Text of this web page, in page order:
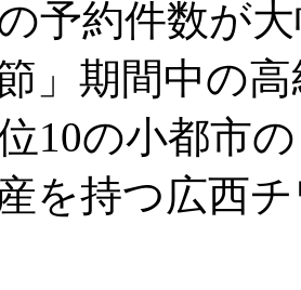
予約件数が
」期間中の
10の小都市
を持つ広西